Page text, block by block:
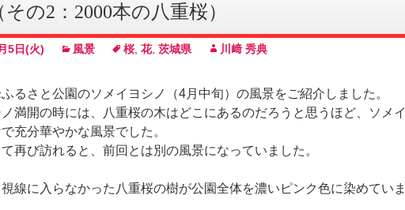
の2：2000本の八重桜）
5日(火) 風景 桜 ,花,茨城県 川﨑 秀典
るさと公園のソメイヨシノ（4月中旬）の風景をご紹介しました。
満開の時には、八重桜の木はどこにあるのだろうと思うほど、ソメイ
充分華やかな風景でした。
再び訪れると、前回とは別の風景になっていました。
線に入らなかった八重桜の樹が公園全体を濃いピンク色に染めていま